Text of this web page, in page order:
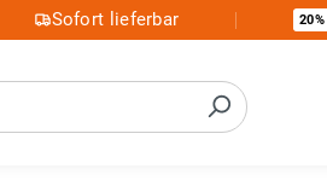
Sofort lieferbar 20%